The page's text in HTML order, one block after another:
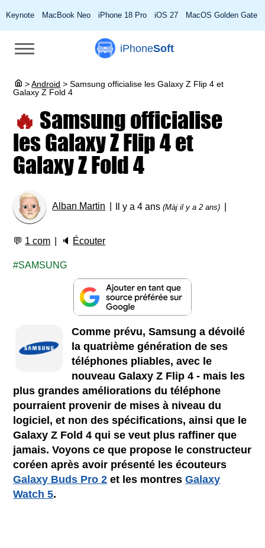
Keynote MacBook Neo iPhone 18 Pro iOS 27 MacOS Golden Gate
iPhoneSoft
> Android > Samsung officialise les Galaxy Z Flip 4 et
Galaxy Z Fold 4
🔥 Samsung officialise
les Galaxy Z Flip 4 et
Galaxy Z Fold 4
Alban Martin Il y a 4 ans(Màj il y a 2 ans)
💬 1 com 🔈 Écouter
SAMSUNG
Comme prévu, Samsung a dévoilé
la quatrième génération de ses
téléphones pliables, avec le
nouveau Galaxy Z Flip 4 - mais les
plus grandes améliorations du téléphone
pourraient provenir de mises à niveau du
logiciel, et non des spécifications, ainsi que le
Galaxy Z Fold 4 qui se veut plus raffiner que
jamais. Voyons ce que propose le constructeur
coréen après avoir présenté les écouteurs
Galaxy Buds Pro 2 et les montresGalaxy
Watch 5.